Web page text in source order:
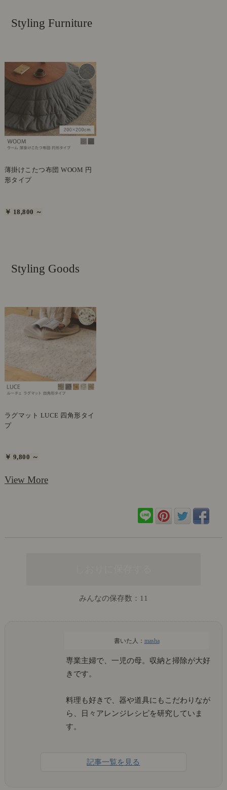
Styling Furniture
薄掛けこたつ布団 WOOM 円
形タイプ
￥ 18,800 ～
Styling Goods
ラグマット LUCE 四角形タイ
プ
￥ 9,800 ～
View More
みんなの保存数： 11
masha
専業主婦で、一児の母。収納と掃除が大好
きです。
料理も好きで、器や道具にもこだわりなが
ら、日々アレンジレシピを研究していま
す。
記事一覧を見る